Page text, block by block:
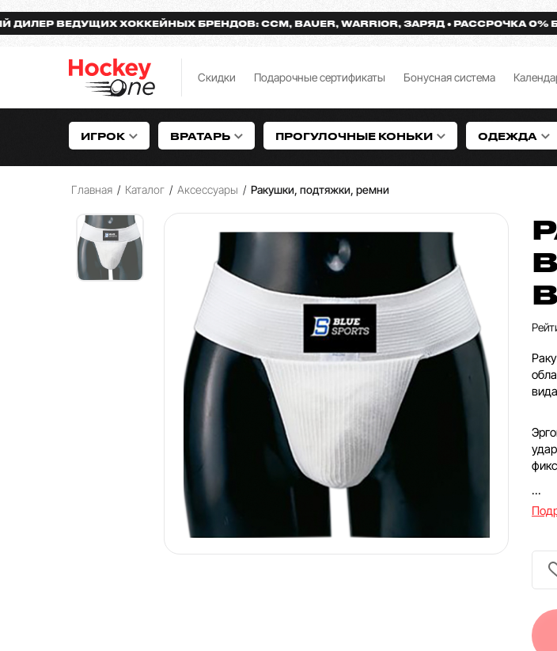
ВЕДУЩИХ ХОККЕЙНЫХ БРЕНДОВ: CCM, BAUER, WARRIOR, ЗАРЯД РАССРОЧКА 0% БЕЗ
Скидки Подарочные сертификаты Бонусная система
ИГРОК ВРАТАРЬ ПРОГУЛОЧНЫЕ КОНЬКИ ОДЕЖДА
Главная / Каталог / Аксессуары / Ракушки, подтяжки, ремни
...